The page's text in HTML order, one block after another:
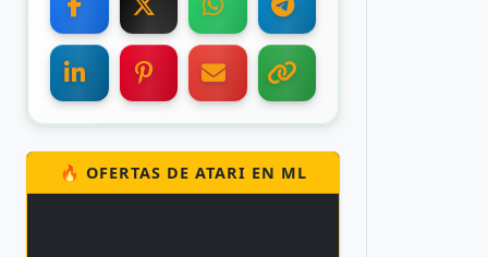
🔥 OFERTAS DE ATARI EN ML